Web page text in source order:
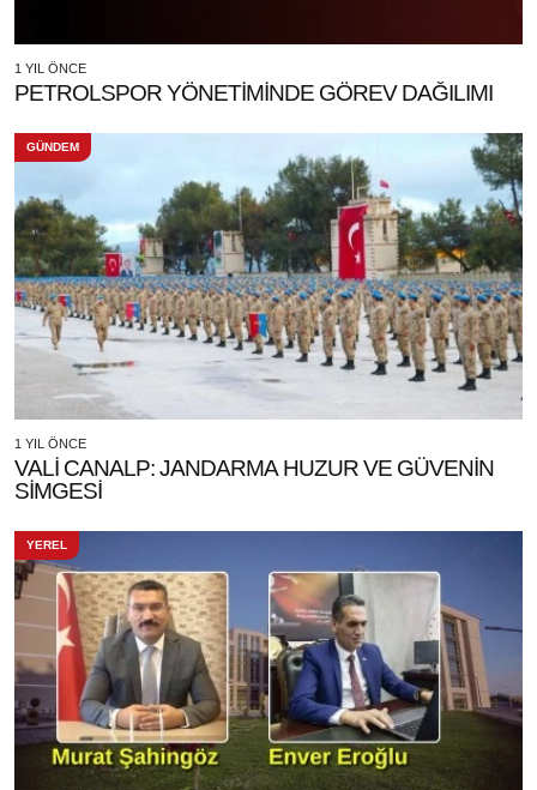
1 YIL ÖNCE
PETROLSPOR YÖNETİMİNDE GÖREV DAĞILIMI
GÜNDEM
1 YIL ÖNCE
VALİ CANALP: JANDARMA HUZUR VE GÜVENİN
SİMGESİ
YEREL